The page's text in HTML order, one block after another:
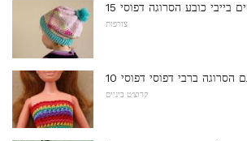
בייבי כובע הסרוגה דפוסי
צורפות
הסרוגה ברבי דפוסי דפוסי
קרוצ'ט ביניים